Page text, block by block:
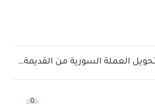
رابط تحويل العملة السورية من القديمة إلى الجديدة 2026
0